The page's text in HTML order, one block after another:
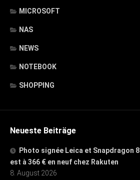
MICROSOFT
NAS
NEWS
NOTEBOOK
SHOPPING
Neueste Beiträge
Photo signée Leica et Snapdragon 8
est à 366 € en neuf chez Rakuten
8. August 2026